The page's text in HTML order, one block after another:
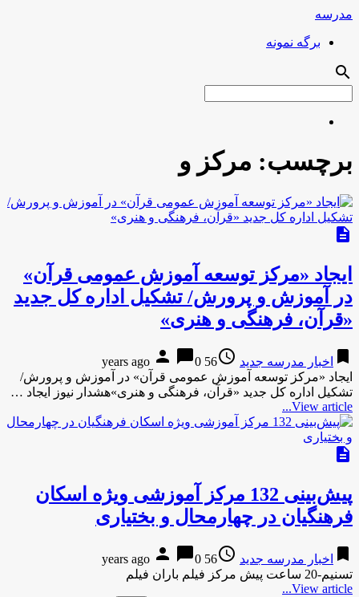
مدرسه
برگه نمونه
search
برچسب: مرکز و
description
ایجاد «مرکز توسعه آموزش عمومی قرآن»
در آموزش و پرورش/ تشکیل اداره کل جدید
«قرآن، فرهنگی و هنری»
bookmark اخبار مدرسه جدید access_time
56 years ago
person chat_bubble0
ایجاد «مرکز توسعه آموزش عمومی قرآن» در آموزش و پرورش/
تشکیل اداره کل جدید «قرآن، فرهنگی و هنری»هشدار نیوز ایجاد …
View article...
description
پیش‌بینی 132 مرکز آموزشی ویژه اسکان
فرهنگیان در چهارمحال و بختیاری
bookmark اخبار مدرسه جدید access_time
56 years ago
person chat_bubble0
تسنیم-20 ساعت پیش مرکز فیلم باران فیلم
View article...